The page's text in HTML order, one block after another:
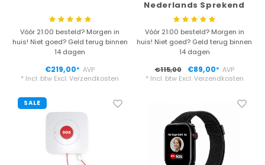
Vóór 21:00 besteld? Morgen in
huis! Niet goed? Geld terug binnen
14 dagen
€219,00* AVP
* Incl. btw Excl.Verzendkosten
Nederlands Sprekend
Horloge voor
Slechtzienden & Blinden
– Spreekt Tijd en Datum
– lederen Band – Zwart
Vóór 21:00 besteld? Morgen in
huis! Niet goed? Geld terug binnen
14 dagen
€115,00
€89,00* AVP
* Incl. btw Excl.Verzendkosten
SALE